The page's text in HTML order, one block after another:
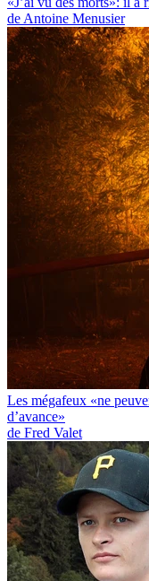
de Antoine Menusier
Les mégafeux «ne
d’avance»
de Fred Valet